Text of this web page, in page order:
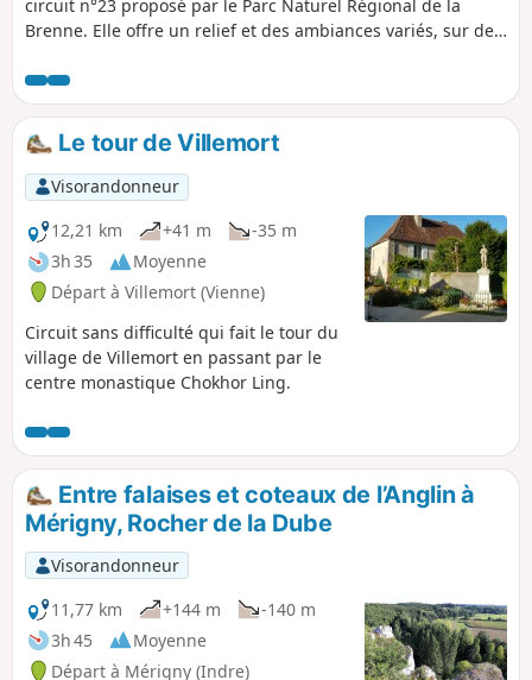
circuit n°23 proposé par le Parc Naturel Régional de la
Brenne. Elle offre un relief et des ambiances variés, sur des
dans la Forêt de la Luzeraise. La fraîcheur et la luxuriance
du fond de vallée en bord de rivière contraste avec
l'ambiance sèche des pelouses calcaires.
Le tour de Villemort
Visorandonneur
12,21 km
+41 m
-35 m
3h 35
Moyenne
Départ à Villemort (Vienne)
Circuit sans difficulté qui fait le tour du
village de Villemort en passant par le
centre monastique Chokhor Ling.
Entre falaises et coteaux de l’Anglin à
Mérigny, Rocher de la Dube
Visorandonneur
11,77 km
+144 m
-140 m
3h 45
Moyenne
Départ à Mérigny (Indre)